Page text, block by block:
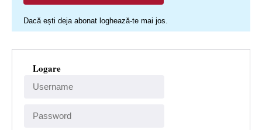
Dacă ești deja abonat loghează-te mai jos.
Logare